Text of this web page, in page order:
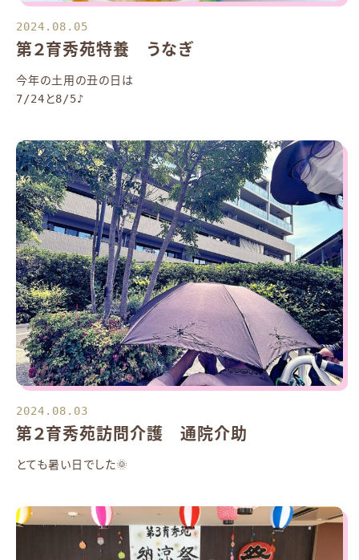
2024.08.05
第２育秀苑特養 うなぎ
今年の土用の丑の日は
7/24と8/5♪
2024.08.03
第２育秀苑訪問介護 通院介助
とても暑い日でした🌞